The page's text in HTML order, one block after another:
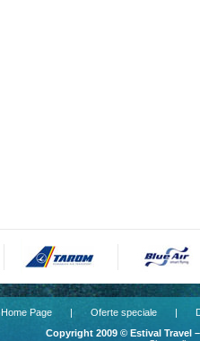
Home Page | Oferte speciale |
Copyright 2009 © Estival Travel